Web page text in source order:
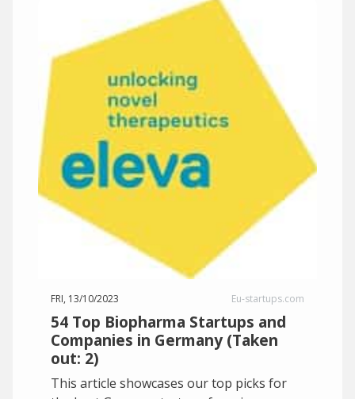
FRI, 13/10/2023 Eu-startups.com
54 Top Biopharma Startups and
Companies in Germany (Taken
out: 2)
This article showcases our top picks for